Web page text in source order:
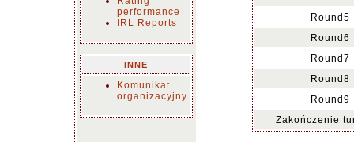
performance
IRL Reports
INNE
Komunikat
organizacyjny
Round5
Round6
Round7
Round8
Round9
Zakończenie